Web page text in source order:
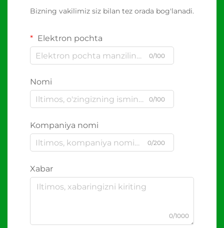
Bizning vakilimiz siz bilan tez orada bog'lanadi.
Elektron pochta
0/100
Nomi
0/100
Kompaniya nomi
0/200
Xabar
0/1000